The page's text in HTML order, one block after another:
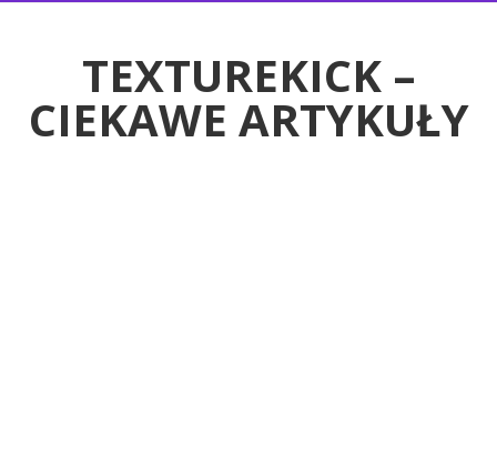
TEXTUREKICK –
CIEKAWE ARTYKUŁY